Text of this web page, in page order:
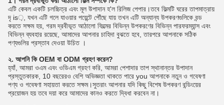
এটি কেবল একটি চলচ্চিত্র এবং মূল উপাদান হ'ল রিলিজ পেপার।তবে ফিল্মটি ঘরের তাপমাত্রায়
দৃ is়, যখন এটি গলে যাওয়ার পয়েন্টে পৌঁছে যায় তখন এটি অন্যান্য উপকরণগুলিকে বন্ড
করতে সক্ষম হয়, গরম দ্রবীভূত আঠালো ফিল্মের বিভিন্ন উপকরণের বিভিন্ন পারফরম্যান্স এবং
বিভিন্ন ব্যবহার রয়েছে, আমাদের আপনার চাহিদা বুঝতে হবে, তারপরে আপনাকে সঠিক
পণ্যগুলির প্রস্তাব দেওয়া উচিত ।
২. আপনি কি OEM বা ODM গ্রহণ করেন?
হ্যাঁ, আমরা ওএম এবং ওডিএম গ্রহণ করি, আমরা পেশাদার তাপ স্থানান্তর উপাদান
প্রস্তুতকারক, 10 বছরেরও বেশি অভিজ্ঞতা থাকতে পারে you আপনাকে নতুন ও গবেষণা
পণ্য ও গবেষণা সহায়তা করতে সক্ষম।সুতরাং আপনার যদি কিছু বিশেষ উপকরণ বন্ডিংয়ের
প্রয়োজন হয় তবে দয়া করে আমাদের কানও করতে দ্বিধা করবেন না।